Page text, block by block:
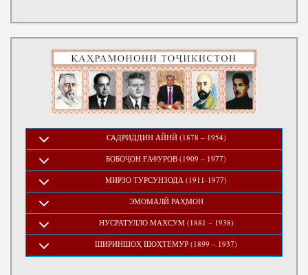
САДРИДДИН АЙНӢ (1878 – 1954)
БОБОҶОН ҒАФУРОВ (1909 – 1977)
МИРЗО ТУРСУНЗОДА (1911-1977)
ЭМОМАЛӢ РАҲМОН
НУСРАТУЛЛО МАХСУМ (1881 – 1938)
ШИРИНШОҲ ШОҲТЕМУР (1899 – 1937)